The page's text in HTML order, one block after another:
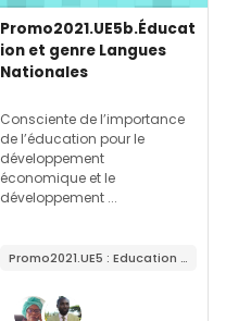
Image de cours
Nom du cours
Promo2021.UE5b.Éducat
ion et genre Langues
Nationales
Consciente de l’importance
de l’éducation pour le
développement
économique et le
développement ...
Promo2021.UE5 : Education et développement (5 Cr)